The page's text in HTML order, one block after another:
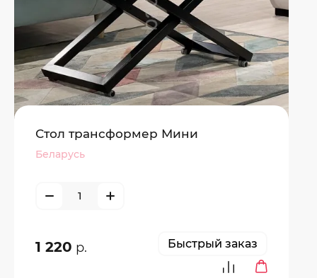
Стол трансформер Мини
Беларусь
1 220 р. Быстрый заказ